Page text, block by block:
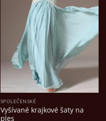
SPOLEČENSKÉ
Vyšívané krajkové šaty na
ples